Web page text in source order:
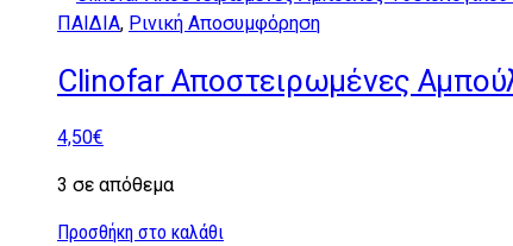
ΠΑΙΔΙΑ, Ρινική Αποσυμφόρηση
Clinofar Αποστειρωμένες
4,50€
3 σε απόθεμα
Προσθήκη στο καλάθι